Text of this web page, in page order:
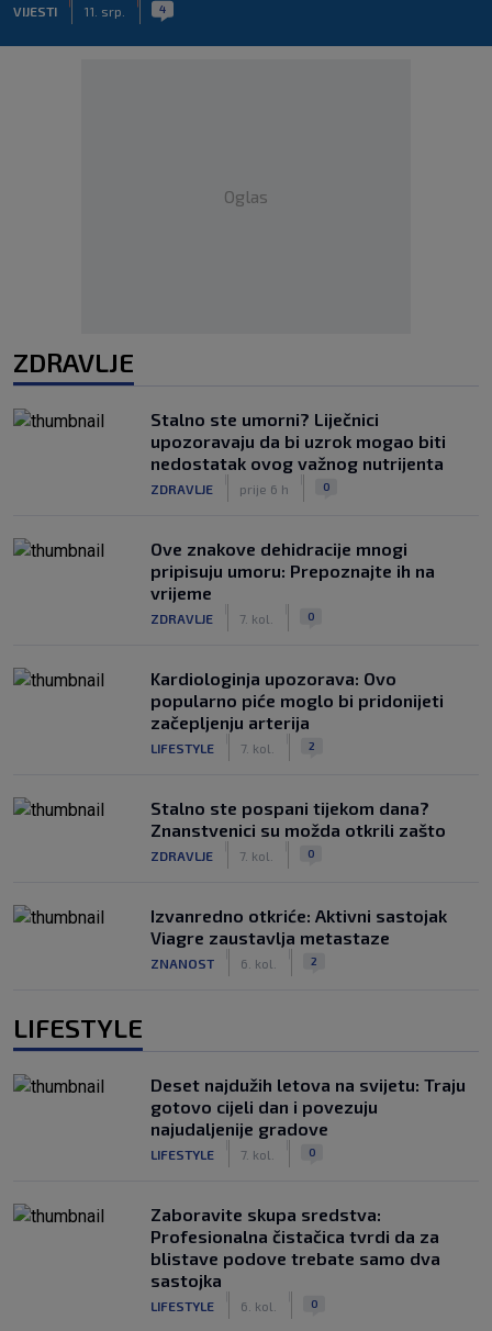
VIJESTI 11. srp. 4
Oglas
ZDRAVLJE
Stalno ste umorni? Liječnici
upozoravaju da bi uzrok mogao biti
nedostatak ovog važnog nutrijenta
ZDRAVLJE prije 6 h 0
Ove znakove dehidracije mnogi
pripisuju umoru: Prepoznajte ih na
vrijeme
ZDRAVLJE 7. kol. 0
Kardiologinja upozorava: Ovo
popularno piće moglo bi pridonijeti
začepljenju arterija
LIFESTYLE 7. kol. 2
Stalno ste pospani tijekom dana?
Znanstvenici su možda otkrili zašto
ZDRAVLJE 7. kol. 0
Izvanredno otkriće: Aktivni sastojak
Viagre zaustavlja metastaze
ZNANOST 6. kol. 2
LIFESTYLE
Deset najdužih letova na svijetu: Traju
gotovo cijeli dan i povezuju
najudaljenije gradove
LIFESTYLE 7. kol. 0
Zaboravite skupa sredstva:
Profesionalna čistačica tvrdi da za
blistave podove trebate samo dva
sastojka
LIFESTYLE 6. kol. 0